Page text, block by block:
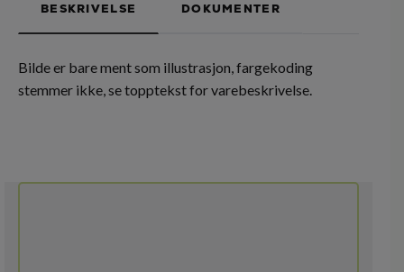
BESKRIVELSE DOKUMENTER
Bilde er bare ment som illustrasjon, fargekoding
stemmer ikke, se topptekst for varebeskrivelse.